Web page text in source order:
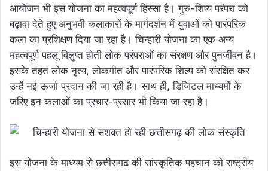
आयोजन भी इस योजना का महत्वपूर्ण हिस्सा है। गुरु-शिष्य परंपरा को
बढ़ावा देते हुए अनुभवी कलाकारों के मार्गदर्शन में युवाओं को पारंपरिक
कला का प्रशिक्षण दिया जा रहा है। चिन्हारी योजना का एक अन्य
महत्वपूर्ण पहलू विलुप्त होती लोक परंपराओं का संरक्षण और पुनर्जीवन है।
इसके तहत लोक नृत्य, लोकगीत और पारंपरिक शिल्प को संरक्षित कर
उन्हें नई ऊर्जा प्रदान की जा रही है। साथ ही, डिजिटल माध्यमों के
जरिए इन कलाओं का प्रचार-प्रसार भी किया जा रहा है।
इस योजना के माध्यम से छत्तीसगढ़ की सांस्कृतिक पहचान को राष्ट्रीय